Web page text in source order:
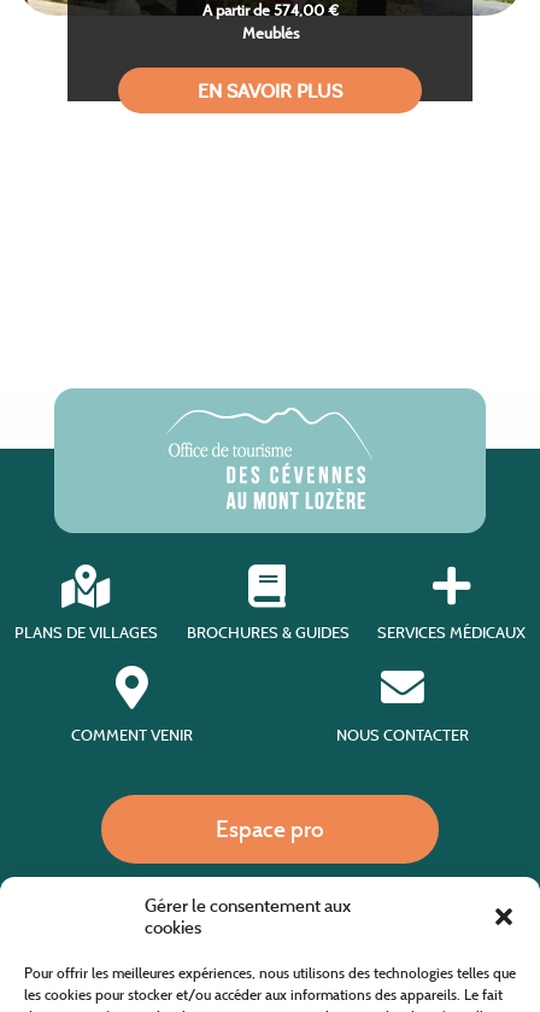
Gérer le consentement aux
cookies
Pour offrir les meilleures expériences, nous utilisons des technologies telles que
les cookies pour stocker et/ou accéder aux informations des appareils. Le fait
A partir de 574,00 €
Meublés
EN SAVOIR PLUS
PLANS DE VILLAGES BROCHURES & GUIDES SERVICES MÉDICAUX
COMMENT VENIR NOUS CONTACTER
Espace pro